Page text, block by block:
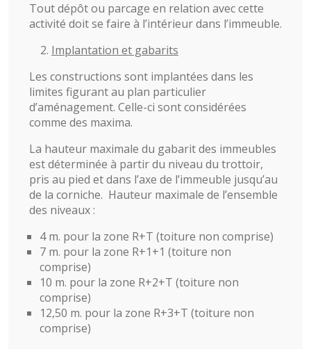
Tout dépôt ou parcage en relation avec cette
activité doit se faire à l’intérieur dans l’immeuble.
Implantation et gabarits
Les constructions sont implantées dans les
limites figurant au plan particulier
d’aménagement. Celle-ci sont considérées
comme des maxima.
La hauteur maximale du gabarit des immeubles
est déterminée à partir du niveau du trottoir,
pris au pied et dans l’axe de l’immeuble jusqu’au
de la corniche. Hauteur maximale de l’ensemble
des niveaux :
4 m. pour la zone R+T (toiture non comprise)
7 m. pour la zone R+1+1 (toiture non
comprise)
10 m. pour la zone R+2+T (toiture non
comprise)
12,50 m. pour la zone R+3+T (toiture non
comprise)